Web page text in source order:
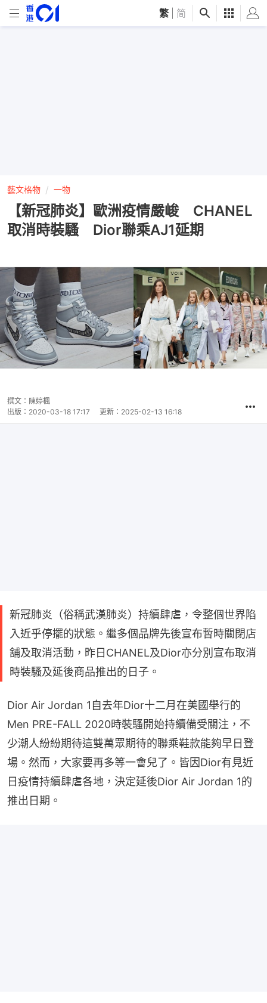
繁 简
藝文格物 一物
【新冠肺炎】歐洲疫情嚴峻 CHANEL
取消時裝騷 Dior聯乘AJ1延期
撰文： 陳婷楓
出版： 2020-03-18 17:17 更新： 2025-02-13 16:18
新冠肺炎（俗稱武漢肺炎）持續肆虐，令整個世界陷
入近乎停擺的狀態。繼多個品牌先後宣布暫時關閉店
舖及取消活動，昨日CHANEL及Dior亦分別宣布取消
時裝騷及延後商品推出的日子。
Dior Air Jordan 1自去年Dior十二月在美國舉行的
Men PRE-FALL 2020時裝騷開始持續備受關注，不
少潮人紛紛期待這雙萬眾期待的聯乘鞋款能夠早日登
場。然而，大家要再多等一會兒了。皆因Dior有見近
日疫情持續肆虐各地，決定延後Dior Air Jordan 1的
推出日期。